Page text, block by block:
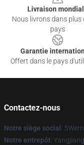
Livraison
Nous livrons dans plus
pays
Garantie
Offert dans le pays
Contactez-nous
Notre siège social :
Notre entrepôt: